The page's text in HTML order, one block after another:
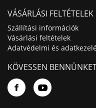
VÁSÁRLÁSI FELTÉTELEK
Szállítási információk
Vásárlási feltételek
Adatvédelmi és
KÖVESSEN